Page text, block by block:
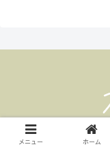
© 2024
メニュー ホーム